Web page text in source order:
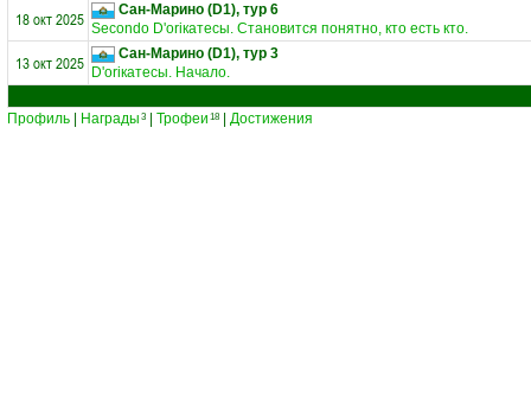
18 окт 2025
Сан-Марино (D1), тур 6
Secondo D'oriкатесы. Становится понятно, кто есть кто.
13 окт 2025
Сан-Марино (D1), тур 3
D'oriкатесы. Начало.
Профиль Награды 3 Трофеи 18 Достижения